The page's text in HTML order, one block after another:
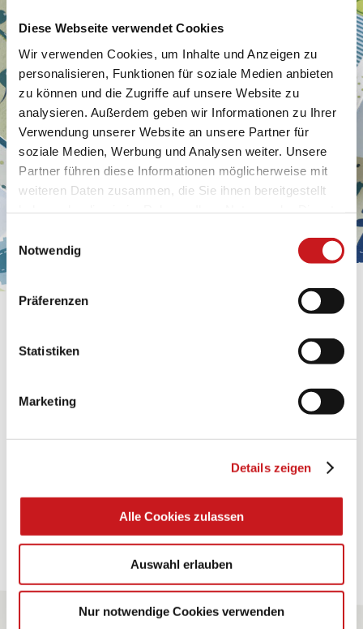
Diese Webseite verwendet Cookies
Wir verwenden Cookies, um Inhalte und Anzeigen zu
personalisieren, Funktionen für soziale Medien anbieten
zu können und die Zugriffe auf unsere Website zu
analysieren. Außerdem geben wir Informationen zu Ihrer
Verwendung unserer Website an unsere Partner für
soziale Medien, Werbung und Analysen weiter. Unsere
Partner führen diese Informationen möglicherweise mit
weiteren Daten zusammen, die Sie ihnen bereitgestellt
Datenschutzhinweisen
mehr darüber, wer wir sind, wie
personenbezogene Daten verarbeiten. Hier geht’s zum
Impressum.
Einwilligungsauswahl
Notwendig
Präferenzen
Statistiken
Marketing
Details zeigen
Alle Cookies zulassen
Auswahl erlauben
Nur notwendige Cookies verwenden
Zu allen Tipps